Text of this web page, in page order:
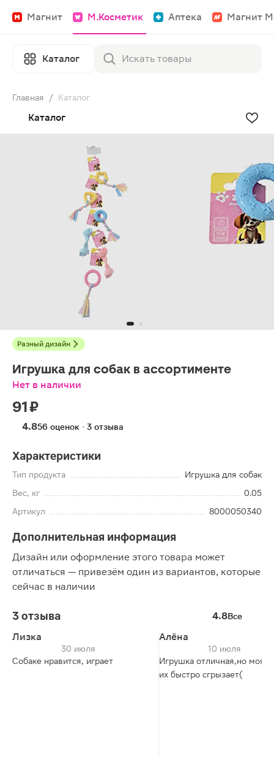
Магнит М.Косметик Аптека Магнит
Каталог
Главная / Каталог
Каталог
Разный дизайн
Игрушка для собак в ассортименте
Нет в наличии
91 ₽
4.856 оценок · 3 отзыва
Характеристики
Тип продукта
Игрушка для собак
Вес, кг
0.05
Артикул
8000050340
Дополнительная информация
Дизайн или оформление этого товара может
отличаться — привезём один из вариантов, которые
сейчас в наличии
3 отзыва 4.8Все
Лизка
30 июля
Собаке нравится, играет
Алёна
10 июля
Игрушка отличная,но моя
их быстро сгрызает(